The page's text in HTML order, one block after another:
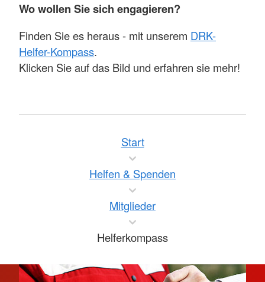
Wo wollen Sie sich engagieren?
Finden Sie es heraus - mit unserem DRK-
Helfer-Kompass.
Klicken Sie auf das Bild und erfahren sie mehr!
Start
Helfen & Spenden
Mitglieder
Helferkompass